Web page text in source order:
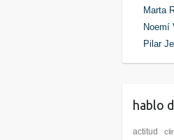
Marta
Noemí
Pilar
hablo
actitud